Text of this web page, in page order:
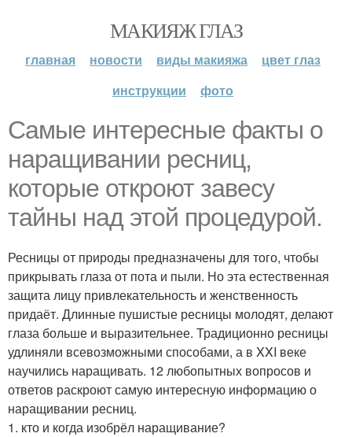
МАКИЯЖ ГЛАЗ
главная новости виды макияжа
цвет глаз
инструкции
фото
Самые интересные факты о
наращивании ресниц,
которые откроют завесу
тайны над этой процедурой.
Ресницы от природы предназначены для того, чтобы
прикрывать глаза от пота и пыли. Но эта естественная
защита лицу привлекательность и женственность
придаёт. Длинные пушистые ресницы молодят, делают
глаза больше и выразительнее. Традиционно ресницы
удлиняли всевозможными способами, а в XXI веке
научились наращивать. 12 любопытных вопросов и
ответов раскроют самую интересную информацию о
наращивании ресниц.
1. кто и когда изобрёл наращивание?